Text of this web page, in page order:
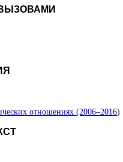
отношениях (2006–2016)